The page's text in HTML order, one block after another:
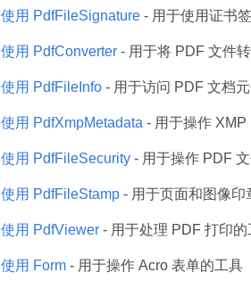
使用 PdfFileSignature- 用于使用证书
使用 PdfConverter- 用于将 PDF 文件
使用 PdfFileInfo- 用于访问 PDF 文档
使用 PdfXmpMetadata - 用于操作 XMP
使用 PdfFileSecurity- 用于操作 PDF
使用 PdfFileStamp- 用于页面和图像印
使用 PdfViewer- 用于处理 PDF 打印的
使用 Form- 用于操作 Acro 表单的工具